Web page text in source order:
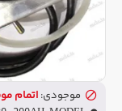
موجودی: اتمام